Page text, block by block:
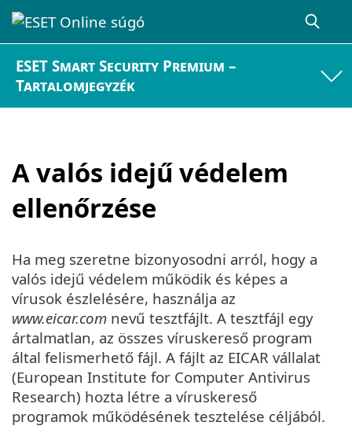
ESET Smart Security Premium –
Tartalomjegyzék
A valós idejű védelem
ellenőrzése
Ha meg szeretne bizonyosodni arról, hogy a
valós idejű védelem működik és képes a
vírusok észlelésére, használja az
www.eicar.com nevű tesztfájlt. A tesztfájl egy
ártalmatlan, az összes víruskereső program
által felismerhető fájl. A fájlt az EICAR vállalat
(European Institute for Computer Antivirus
Research) hozta létre a víruskereső
programok működésének tesztelése céljából.